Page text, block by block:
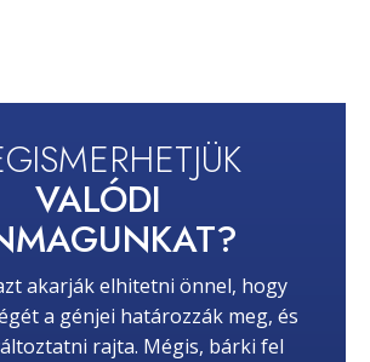
VALÓDI
akarják elhitetni önnel, hogy
a génjei határozzák meg, és
rajta. Mégis, bárki fel